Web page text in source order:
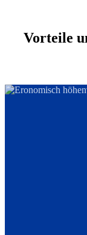
Vorteile